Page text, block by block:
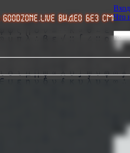
видео без смс и
Вход
Что
От: